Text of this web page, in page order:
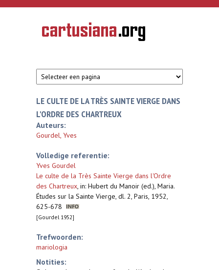
Overslaan en naar de inhoud gaan
CARTUSIANA
Geschiedenis
van de
LE CULTE DE LA TRÈS SAINTE VIERGE DANS
L'ORDRE DES CHARTREUX
Auteurs:
Gourdel, Yves
Volledige referentie:
Yves Gourdel
Le culte de la Très Sainte Vierge dans l'Ordre
des Chartreux, in: Hubert du Manoir (ed.), Maria.
Études sur la Sainte Vierge, dl. 2, Paris, 1952,
625-678
[Gourdel 1952]
Trefwoorden:
mariologia
Notities: